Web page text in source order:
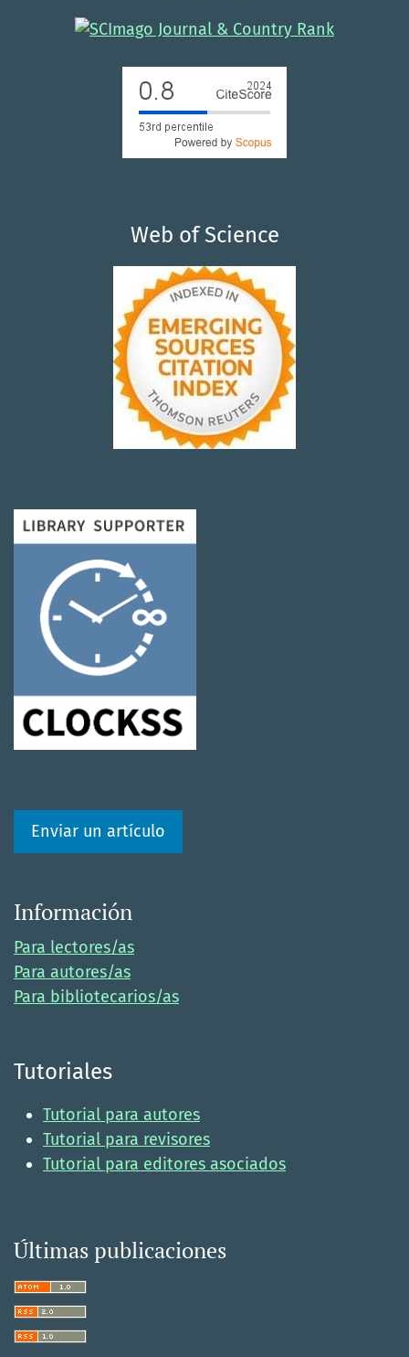
Web of Science
Enviar un artículo
Información
Para lectores/as
Para autores/as
Para bibliotecarios/as
Tutoriales
Tutorial para autores
Tutorial para revisores
Tutorial para editores asociados
Últimas publicaciones